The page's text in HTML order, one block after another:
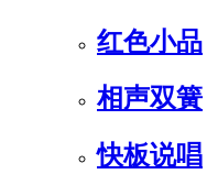
红色小品
相声双簧
快板说唱